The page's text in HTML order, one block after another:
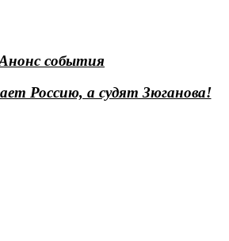
события
Россию, а судят Зюганова!